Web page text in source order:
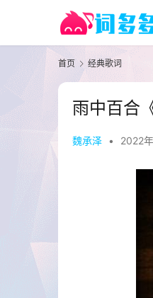
首页 经典歌词
雨中百合
魏承泽 • 2022